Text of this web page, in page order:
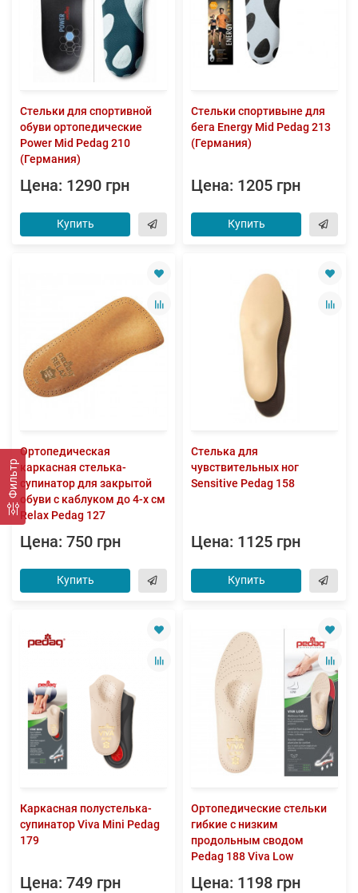
Стельки для спортивной
обуви ортопедические
Power Mid Pedag 210
(Германия)
Цена: 1290 грн
Купить
Стельки спортивыне для
бега Energy Mid Pedag 213
(Германия)
Цена: 1205 грн
Купить
Ортопедическая
каркасная стелька-
супинатор для закрытой
обуви с каблуком до 4-х см
Relax Pedag 127
Цена: 750 грн
Купить
Стелька для
чувствительных ног
Sensitive Pedag 158
Цена: 1125 грн
Купить
Каркасная полустелька-
супинатор Viva Mini Pedag
179
Цена: 749 грн
Ортопедические стельки
гибкие с низким
продольным сводом
Pedag 188 Viva Low
Цена: 1198 грн
Фильтр